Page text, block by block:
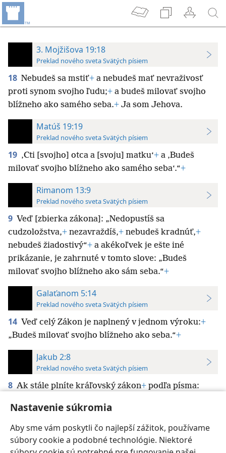
Nastavenie súkromia
Aby sme vám poskytli čo najlepší zážitok, používame
súbory cookie a podobné technológie. Niektoré
3. Mojžišova 19:18
Preklad nového sveta Svätých písiem
18 Nebudeš sa mstiť+ a nebudeš mať nevraživosť
proti synom svojho ľudu;+ a budeš milovať svojho
blížneho ako samého seba.+ Ja som Jehova.
Matúš 19:19
Preklad nového sveta Svätých písiem
19 ‚Cti [svojho] otca a [svoju] matku‘+ a ‚Budeš
milovať svojho blížneho ako samého seba‘.“+
Rimanom 13:9
Preklad nového sveta Svätých písiem
9 Veď [zbierka zákona]: „Nedopustíš sa
cudzoložstva,+ nezavraždíš,+ nebudeš kradnúť,+
nebudeš žiadostivý“+ a akékoľvek je ešte iné
prikázanie, je zahrnuté v tomto slove: „Budeš
milovať svojho blížneho ako sám seba.“+
Galaťanom 5:14
Preklad nového sveta Svätých písiem
14 Veď celý Zákon je naplnený v jednom výroku:+
„Budeš milovať svojho blížneho ako seba.“+
Jakub 2:8
Preklad nového sveta Svätých písiem
8 Ak stále plníte kráľovský zákon+ podľa písma:
konáte celkom správne.